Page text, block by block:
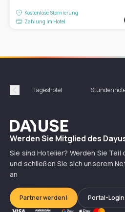
Kostenlose Stornierung
Zahlung im Hotel
Précédent
Tageshotel
Dayuse
Werden Sie Mitglied des
Sie sind Hotelier? Werden Sie
und schließen Sie sich unserem
an
Partner werden! Portal-Login